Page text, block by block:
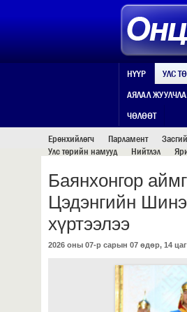
УЛС ТӨР
НҮҮР УЛС
АЯЛАЛ
ЧӨЛӨӨТ
Ерөнхийлөгч
Парламент
Улс төрийн намууд
Нийтлэл
Баянхонгор
Цэдэнгийн
хүртээлээ
2026 оны 07-р сарын 07 өдөр, 14